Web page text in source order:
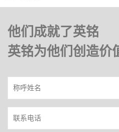
他们成就了英铭
英铭为他们创造价